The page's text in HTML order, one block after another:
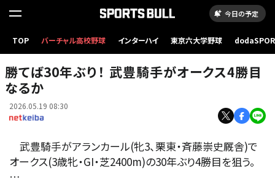
今日の予定
TOP バーチャル高校野球 インターハイ 東京六大学野球
オークス2026に出走予定のアランカール(今年4月撮影、ユーザー提供：Daigoさん)
勝てば30年ぶり！ 武豊騎手がオークス4勝目
なるか
2026.05.19 08:30
武豊騎手がアランカール(牝3、栗東・斉藤崇史厩舎)で
オークス(3歳牝・GI・芝2400m)の30年ぶり4勝目を狙う。
…